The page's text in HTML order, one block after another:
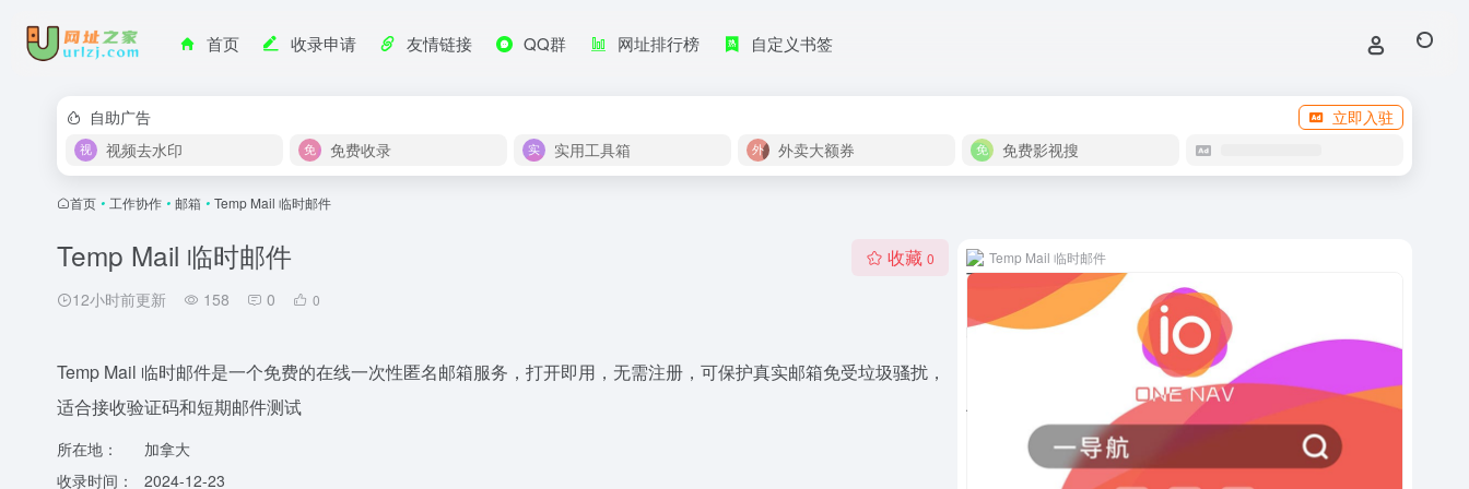
首页 收录申请 友情链接 QQ群 网址排行榜 自定义书签
自助广告
立即入驻
视频去水印
免费收录 实用工具箱 外卖大额券 免费影视搜
首页 • 工作协作 • 邮箱 • Temp Mail 临时邮件
Temp Mail 临时邮件
12小时前更新 158 0 0
收藏 0
Temp Mail 临时邮件是一个免费的在线一次性匿名邮箱服务，打开即用，无需注册，可保护真实邮箱免受垃圾骚扰，
适合接收验证码和短期邮件测试
所在地：
加拿大
收录时间：
2024-12-23
Temp Mail 临时邮件